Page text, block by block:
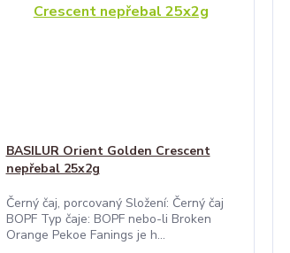
BASILUR Orient Golden Crescent
nepřebal 25x2g
Černý čaj, porcovaný Složení: Černý čaj
BOPF Typ čaje: BOPF nebo-li Broken
Orange Pekoe Fanings je h...